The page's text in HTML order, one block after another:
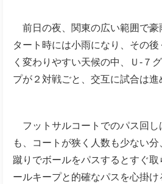
前日の夜、関東の広い範囲で豪
タート時には小雨になり、その
く変わりやすい天候の中、Ｕ‐７
プが２対戦ごと、交互に試合は進
フットサルコートでのパス回し
も、コートが狭く人数も少ない
蹴りでボールをパスするとすぐ
ールキープと的確なパスを心掛